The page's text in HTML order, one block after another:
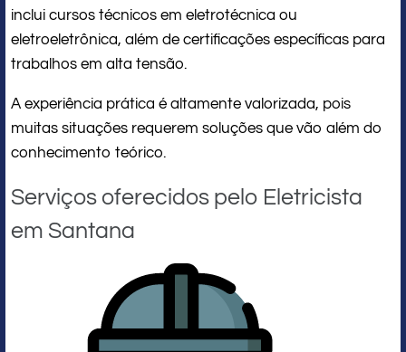
inclui cursos técnicos em eletrotécnica ou
eletroeletrônica, além de certificações específicas para
trabalhos em alta tensão.
A experiência prática é altamente valorizada, pois
muitas situações requerem soluções que vão além do
conhecimento teórico.
Serviços oferecidos pelo Eletricista
em Santana